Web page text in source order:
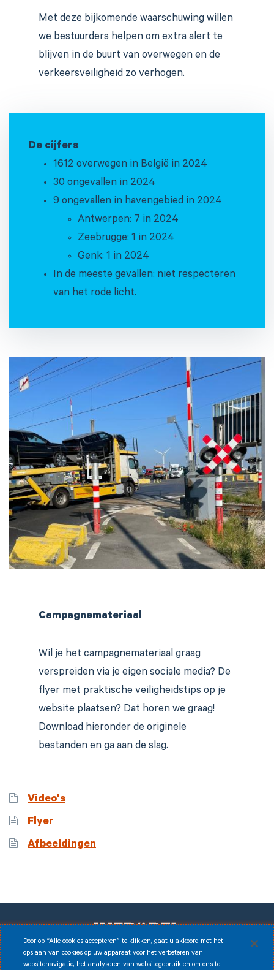
Met deze bijkomende waarschuwing willen
we bestuurders helpen om extra alert te
blijven in de buurt van overwegen en de
verkeersveiligheid zo verhogen.
De cijfers
1612 overwegen in België in 2024
30 ongevallen in 2024
9 ongevallen in havengebied in 2024
Antwerpen: 7 in 2024
Zeebrugge: 1 in 2024
Genk: 1 in 2024
In de meeste gevallen: niet respecteren
van het rode licht.
Campagnemateriaal
Wil je het campagnemateriaal graag
verspreiden via je eigen sociale media? De
flyer met praktische veiligheidstips op je
website plaatsen? Dat horen we graag!
Download hieronder de originele
bestanden en ga aan de slag.
Video's
Flyer
Afbeeldingen
Door op “Alle cookies accepteren” te klikken, gaat u akkoord met het
opslaan van cookies op uw apparaat voor het verbeteren van
websitenavigatie, het analyseren van websitegebruik en om ons te